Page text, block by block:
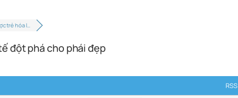
trẻ hóa l…
đột phá cho phái đẹp
RSS